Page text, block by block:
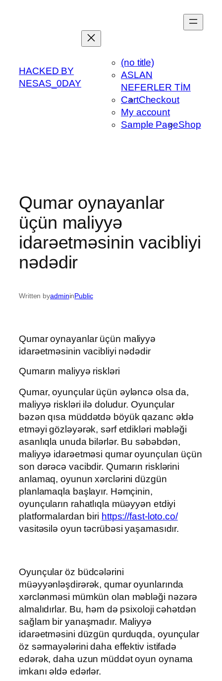
HACKED BY
NESAS_0DAY
(no title)
ASLAN
NEFERLER TİM
CartCheckout
My account
Sample PageShop
Qumar oynayanlar
üçün maliyyə
idarəetməsinin vacibliyi
nədədir
Written byadmininPublic
Qumar oynayanlar üçün maliyyə
idarəetməsinin vacibliyi nədədir
Qumarın maliyyə riskləri
Qumar, oyunçular üçün əyləncə olsa da,
maliyyə riskləri ilə doludur. Oyunçular
bəzən qısa müddətdə böyük qazanc əldə
etməyi gözləyərək, sərf etdikləri məbləği
asanlıqla unuda bilərlər. Bu səbəbdən,
maliyyə idarəetməsi qumar oyunçuları üçün
son dərəcə vacibdir. Qumarın risklərini
anlamaq, oyunun xərclərini düzgün
planlamaqla başlayır. Həmçinin,
oyunçuların rahatlıqla müəyyən etdiyi
platformalardan biri https://fast-loto.co/
vasitəsilə oyun təcrübəsi yaşamasıdır.
Oyunçular öz büdcələrini
müəyyənləşdirərək, qumar oyunlarında
xərclənməsi mümkün olan məbləği nəzərə
almalıdırlar. Bu, həm də psixoloji cəhətdən
sağlam bir yanaşmadır. Maliyyə
idarəetməsini düzgün qurduqda, oyunçular
öz sərmayələrini daha effektiv istifadə
edərək, daha uzun müddət oyun oynama
imkanı əldə edərlər.